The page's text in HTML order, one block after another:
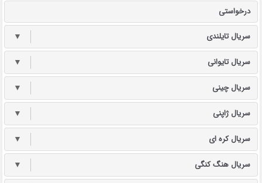
درخواستی
سریال تایلندی ▼
سریال تایوانی ▼
سریال چینی ▼
سریال ژاپنی ▼
سریال کره ای ▼
سریال هنگ کنگی ▼